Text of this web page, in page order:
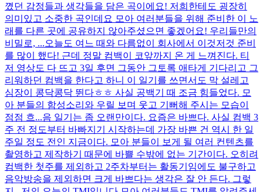
꼈던 감정들과 생각들을 담은 곡이에요! 저희한테도 굉장히
의미있고 소중한 곡인데요 모아 여러분들을 위해 준비한 이 노
래를 다른 곳에 공유하지 않아주셨으면 좋겠어요! 우리들만의
비밀로, ...오늘도 여느 때와 다름없이 회사에서 이것저것 준비
를 많이 했다! 근데 정말 컴백이 코앞까지 온 게 느껴진다. 티
저 영상도 다 뜨고 3일 후면 그동안 그토록 애타게 기다리고 그
리워하던 컴백을 한다고 하니 이 일기를 쓰면서도 막 설레고
심장이 콩닥콩닥 뛴다ㅎㅎ 사실 공백기 때 조금 힘들었다. 모
아 분들의 함성소리와 우릴 보며 웃고 기뻐해 주시는 모습이
점점 흐...음 일기는 좀 오랜만이다. 요즘은 바쁘다. 사실 컴백 3
주 전 정도부터 바빠지기 시작하는데 가장 바쁜 건 역시 한 일
주일 정도 전인 지금이다. 모아 분들이 보게 될 여러 컨텐츠를
촬영하고 제작하기 때문에 바쁠 수밖에 없는 기간이다. 오히려
컴백한 첫주를 제외하고 2주차부터는 활동기임에도 불구하고
음악방송을 제외하면 크게 바쁘다는 생각은 잘 안 든다. 그렇